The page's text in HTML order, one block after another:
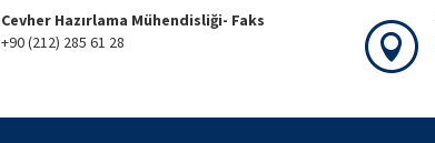
Cevher Hazırlama Mühendisliği- Faks
+90 (212) 285 61 28